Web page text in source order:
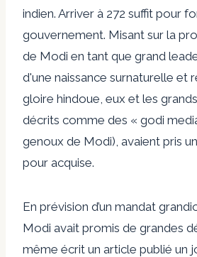
indien. Arriver à 272 suffit pour
gouvernement. Misant sur la
de Modi en tant que grand
d'une naissance surnaturelle et
gloire hindoue, eux et les
décrits comme des « godi
genoux de Modi), avaient pris
pour acquise.
En prévision d’un mandat
Modi avait promis de grandes
même écrit un article publié un